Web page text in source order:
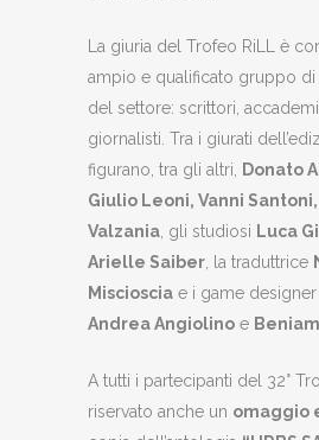
La giuria del Trofeo RiLL è
ampio e qualificato gruppo di
del settore: scrittori,
giornalisti. Tra i giurati
figurano, tra gli altri,
Donato
Giulio Leoni, Vanni
Valzania , gli studiosi Luca
Arielle Saiber , la traduttrice
Miscioscia e i game
Andrea Angiolino e
A tutti i partecipanti del 32°
riservato anche un omaggio